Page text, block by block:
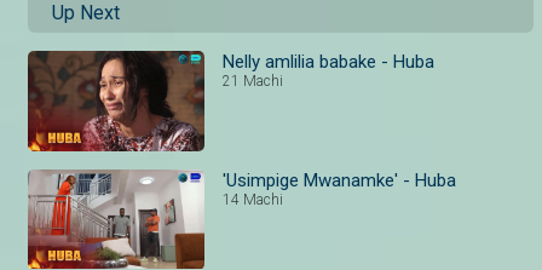
Up Next
Nelly amlilia babake - Huba
21 Machi
'Usimpige Mwanamke' - Huba
14 Machi